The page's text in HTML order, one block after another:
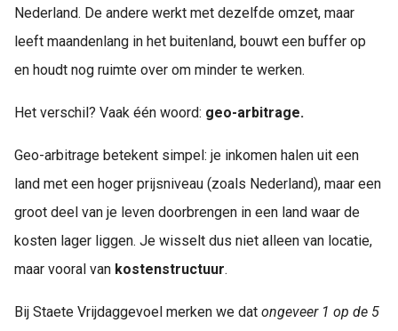
Nederland. De andere werkt met dezelfde omzet, maar
leeft maandenlang in het buitenland, bouwt een buffer op
en houdt nog ruimte over om minder te werken.
Het verschil? Vaak één woord: geo-arbitrage.
Geo-arbitrage betekent simpel: je inkomen halen uit een
land met een hoger prijsniveau (zoals Nederland), maar een
groot deel van je leven doorbrengen in een land waar de
kosten lager liggen. Je wisselt dus niet alleen van locatie,
maar vooral van kostenstructuur.
Bij Staete Vrijdaggevoel merken we dat ongeveer 1 op de 5